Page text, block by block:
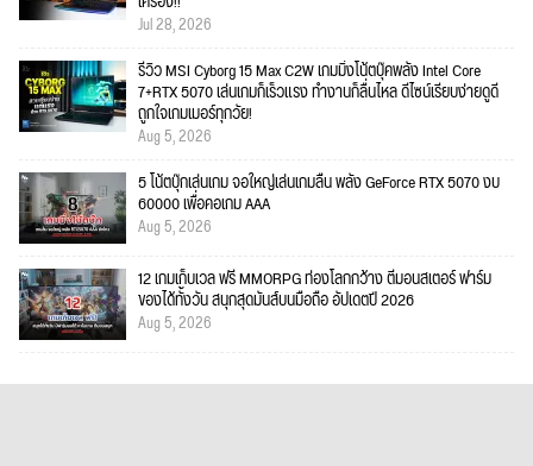
Jul 28, 2026
รีวิว MSI Cyborg 15 Max C2W เกมมิ่งโน้ตบุ๊คพลัง Intel Core
7+RTX 5070 เล่นเกมก็เร็วแรง ทำงานก็ลื่นไหล ดีไซน์เรียบง่ายดูดี
ถูกใจเกมเมอร์ทุกวัย!
Aug 5, 2026
5 โน้ตบุ๊กเล่นเกม จอใหญ่เล่นเกมลื่น พลัง GeForce RTX 5070 งบ
60000 เพื่อคอเกม AAA
Aug 5, 2026
12 เกมเก็บเวล ฟรี MMORPG ท่องโลกกว้าง ตีมอนสเตอร์ ฟาร์ม
ของได้ทั้งวัน สนุกสุดมันส์บนมือถือ อัปเดตปี 2026
Aug 5, 2026